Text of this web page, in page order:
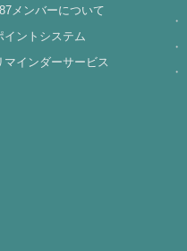
メンバーについて
イントシステム
マインダーサービス